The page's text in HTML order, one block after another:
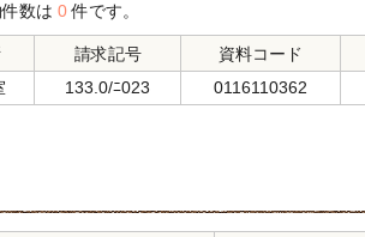
数は 0件です。
請求記号 資料コード
133.0/ﾆ023 0116110362